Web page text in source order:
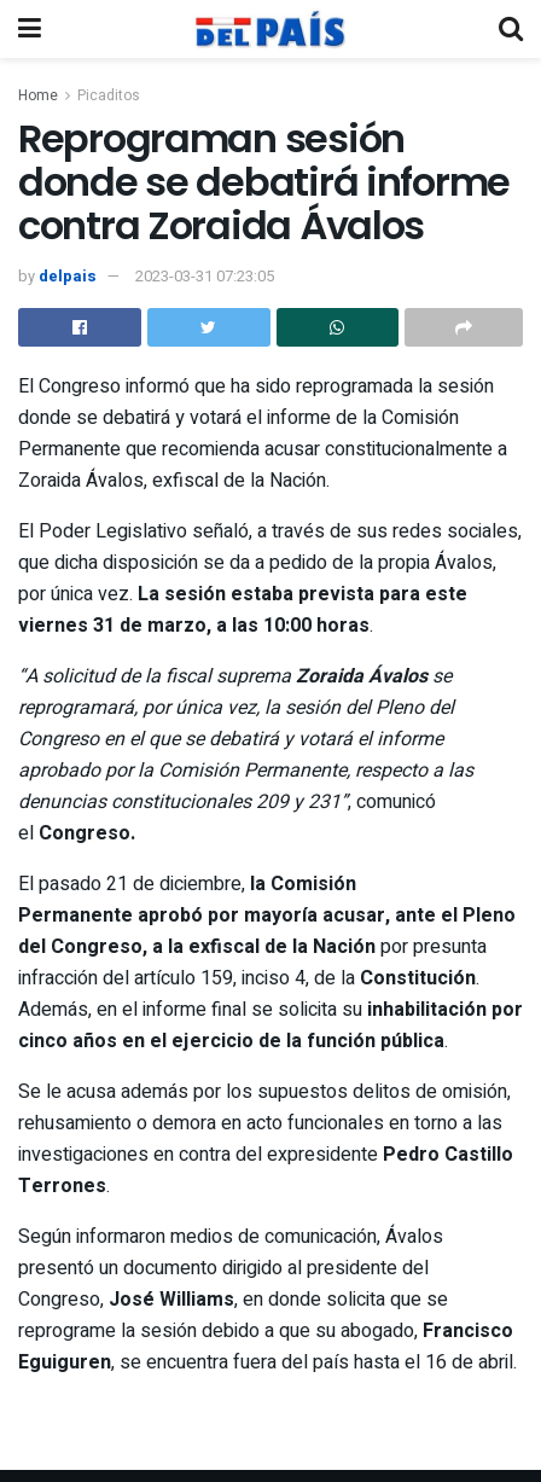
Home Picaditos
Reprograman sesión
donde se debatirá informe
contra Zoraida Ávalos
by delpais 2023-03-31 07:23:05
El Congreso informó que ha sido reprogramada la sesión
donde se debatirá y votará el informe de la Comisión
Permanente que recomienda acusar constitucionalmente a
Zoraida Ávalos, exfiscal de la Nación.
El Poder Legislativo señaló, a través de sus redes sociales,
que dicha disposición se da a pedido de la propia Ávalos,
por única vez. La sesión estaba prevista para este
viernes 31 de marzo, a las 10:00 horas.
“A solicitud de la fiscal supremaZoraida Ávalosse
reprogramará, por única vez, la sesión del Pleno del
Congreso en el que se debatirá y votará el informe
aprobado por la Comisión Permanente, respecto a las
denuncias constitucionales 209 y 231”, comunicó
el Congreso.
El pasado 21 de diciembre, la Comisión
Permanente aprobó por mayoría acusar, ante el Pleno
del Congreso, a la exfiscal de la Naciónpor presunta
infracción del artículo 159, inciso 4, de la Constitución.
Además, en el informe final se solicita su inhabilitación por
cinco años en el ejercicio de la función pública.
Se le acusa además por los supuestos delitos de omisión,
rehusamiento o demora en acto funcionales en torno a las
investigaciones en contra del expresidente Pedro Castillo
Terrones.
Según informaron medios de comunicación, Ávalos
presentó un documento dirigido al presidente del
Congreso, José Williams, en donde solicita que se
reprograme la sesión debido a que su abogado, Francisco
Eguiguren, se encuentra fuera del país hasta el 16 de abril.